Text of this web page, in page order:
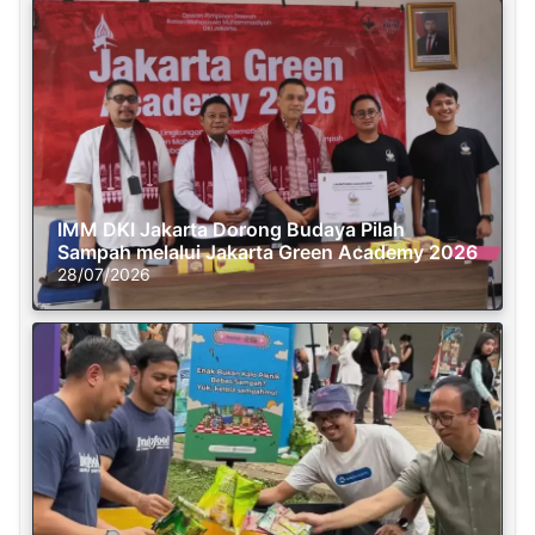
IMM DKI Jakarta Dorong Budaya Pilah
Sampah melalui Jakarta Green Academy 2026
28/07/2026